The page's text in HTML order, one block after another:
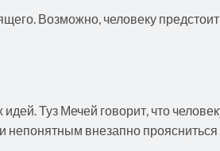
Возможно, человеку предстоит
Туз Мечей говорит, что
непонятным внезапно проясниться